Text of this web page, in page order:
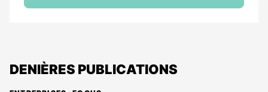
DENIÈRES PUBLICATIONS